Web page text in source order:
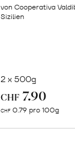
von Cooperativa
Sizilien
2 x 500g
CHF 7.90
CHF 0.79 pro 100g